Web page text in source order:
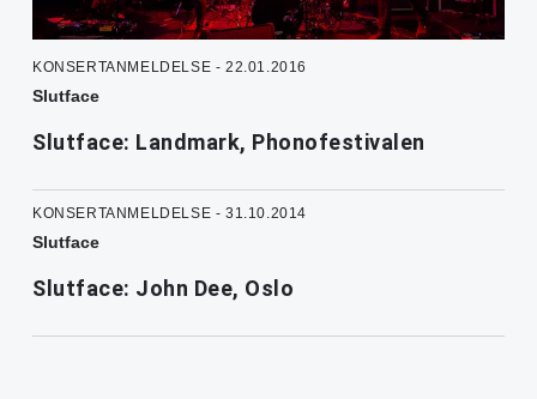
KONSERTANMELDELSE - 22.01.2016
Slutface
Slutface: Landmark, Phonofestivalen
KONSERTANMELDELSE - 31.10.2014
Slutface
Slutface: John Dee, Oslo